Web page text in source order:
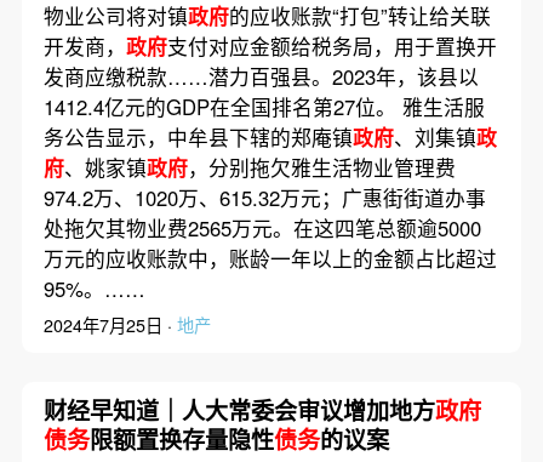
物业公司将对镇政府的应收账款“打包”转让给关联
开发商， 政府支付对应金额给税务局，用于置换开
发商应缴税款……潜力百强县。2023年，该县以
1412.4亿元的GDP在全国排名第27位。 雅生活服
务公告显示，中牟县下辖的郑庵镇政府、刘集镇政
府、姚家镇政府，分别拖欠雅生活物业管理费
974.2万、1020万、615.32万元；广惠街街道办事
处拖欠其物业费2565万元。在这四笔总额逾5000
万元的应收账款中，账龄一年以上的金额占比超过
95%。……
2024年7月25日 · 地产
财经早知道｜人大常委会审议增加地方政府
债务限额置换存量隐性债务的议案